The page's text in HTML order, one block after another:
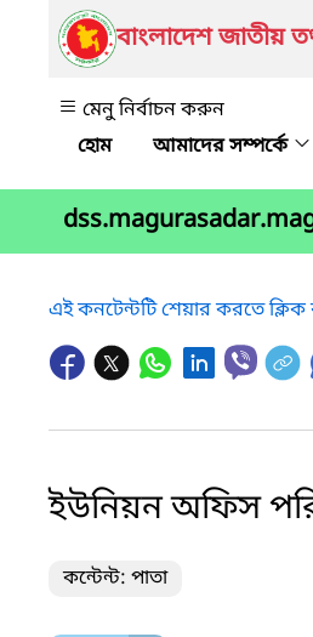
বাংলাদেশ জাতীয়
মেনু নির্বাচন করুন
আমাদের সম্পর্কে
এই কনটেন্টটি শেয়ার করতে
ইউনিয়ন অফিস
কন্টেন্ট: পাতা